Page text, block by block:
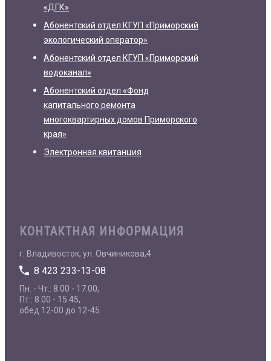
«ДГК»
Абонентский отдел КГУП «Приморский
экологический оператор»
Абонентский отдел КГУП «Приморский
водоканал»
Абонентский отдел «Фонд
капитального ремонта
многоквартирных домов Приморского
края»
Электронная квитанция
КОНТАКТНАЯ ИНФОРМАЦИЯ
г. Владивосток, ул. Овчиникова,4
8 423 233-13-08
Пн. - Чт.: 8.00 - 17.00,
Пт.: 8.00 - 15.45,
обед 12-00 до 12-45